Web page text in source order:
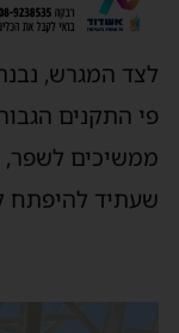
לצד המגרש,
פי התקנים
ממשיכים לשפר,
שעתיד להיפתח